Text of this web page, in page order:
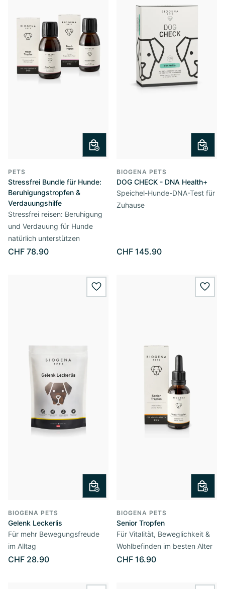
PETS
Stressfrei Bundle für Hunde:
Beruhigungstropfen &
Verdauungshilfe
Stressfrei reisen: Beruhigung
und Verdauung für Hunde
natürlich unterstützen
CHF 78.90
BIOGENA PETS
DOG CHECK - DNA Health+
Speichel-Hunde-DNA-Test für
Zuhause
CHF 145.90
wishlist.add
BIOGENA PETS
Gelenk Leckerlis
Für mehr Bewegungsfreude
im Alltag
CHF 28.90
BIOGENA PETS
Senior Tropfen
Für Vitalität, Beweglichkeit &
Wohlbefinden im besten Alter
CHF 16.90